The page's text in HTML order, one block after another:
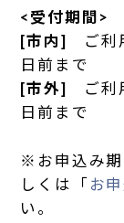
<受付期間>
[市内] ご利
日前まで
[市外] ご利
日前まで
※お申込み期
しくは「お
い。